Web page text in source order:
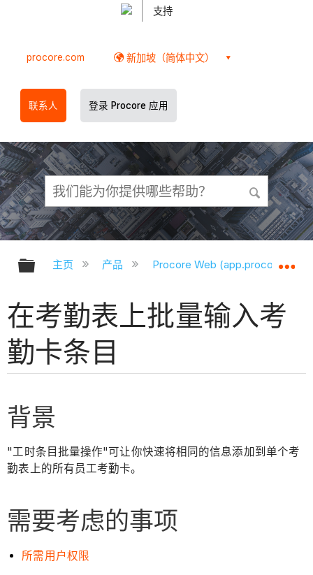
支持
procore.com 新加坡（简体中文）
联系人 登录 Procore 应用
扩展/隐缩全局层次
主页 产品 Procore Web
在考勤表上批量输入考
勤卡条目
背景
"工时条目批量操作"可让你快速将相同的信息添加到单个考
勤表上的所有员工考勤卡。
需要考虑的事项
所需用户权限